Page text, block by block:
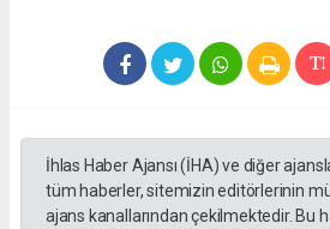
İhlas Haber Ajansı (İHA) ve diğer
tüm haberler, sitemizin editörlerinin
ajans kanallarından çekilmektedir. Bu